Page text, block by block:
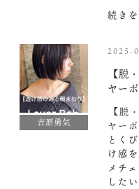
続き
吉原勇気
2025-
【脱
ヤー
【脱
ヤー
とく
け感
メチ
した